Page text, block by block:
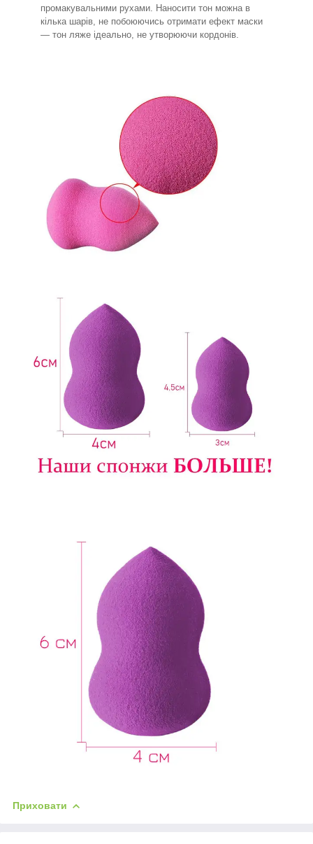
промакувальними рухами. Наносити тон можна в
кілька шарів, не побоюючись отримати ефект маски
— тон ляже ідеально, не утворюючи кордонів.
Приховати